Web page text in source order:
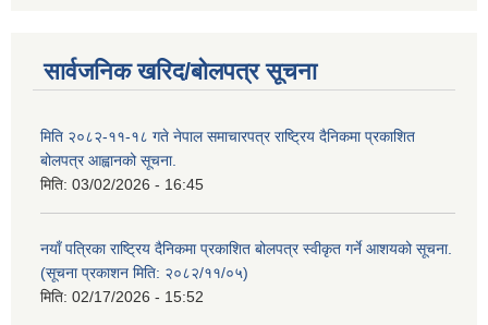
सार्वजनिक खरिद/बोलपत्र सूचना
मिति २०८२-११-१८ गते नेपाल समाचारपत्र राष्ट्रिय दैनिकमा प्रकाशित
बोलपत्र आह्वानको सूचना.
मिति: 03/02/2026 - 16:45
नयाँ पत्रिका राष्ट्रिय दैनिकमा प्रकाशित बोलपत्र स्वीकृत गर्ने आशयको सूचना.
(सूचना प्रकाशन मिति: २०८२/११/०५)
मिति: 02/17/2026 - 15:52